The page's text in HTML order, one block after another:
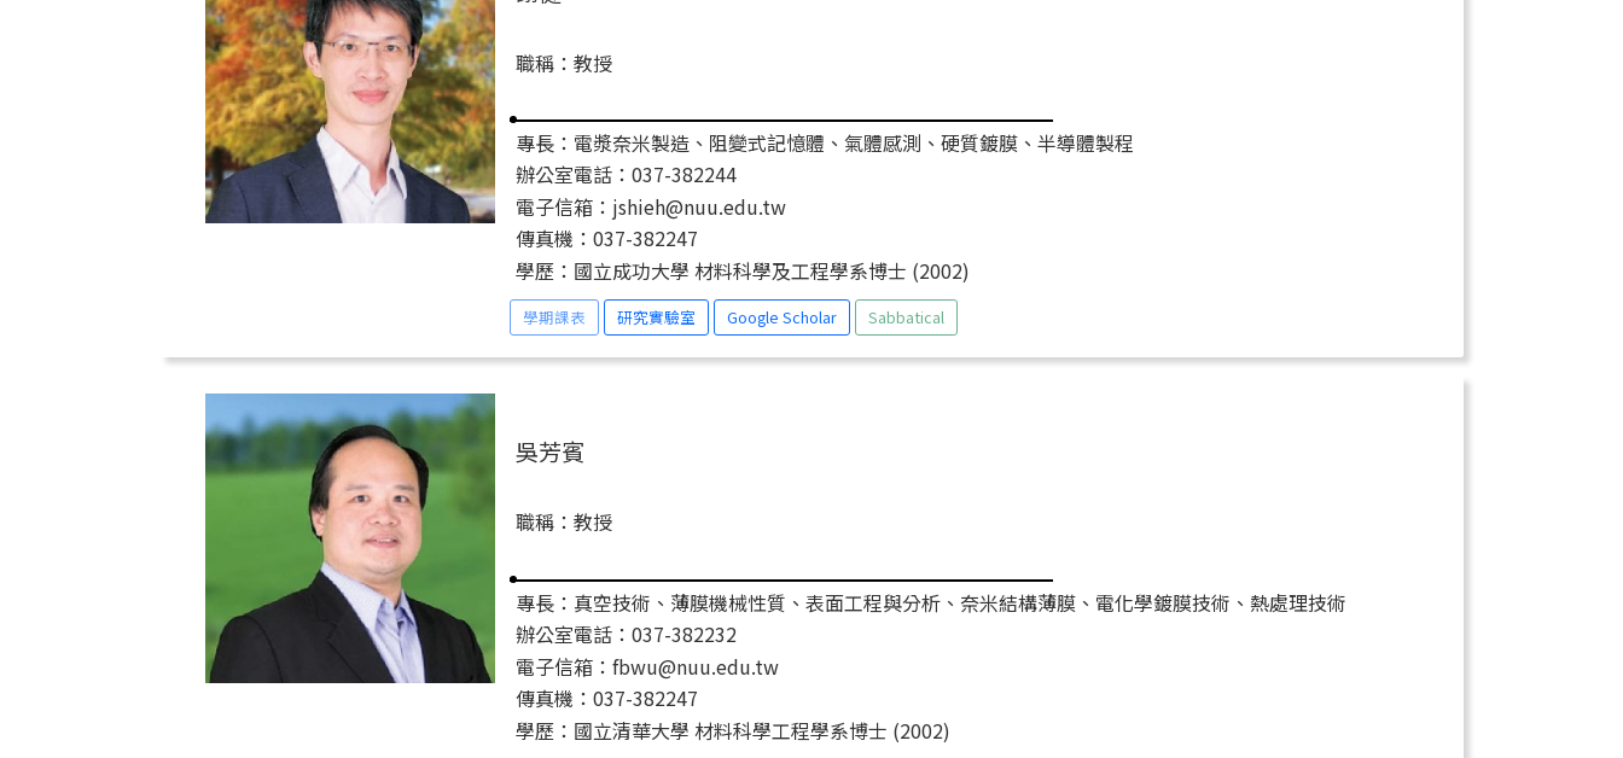
職稱：教授
專長：電漿奈米製造、阻變式記憶體、氣體感測、硬質鍍膜、半導體製程
辦公室電話：037-382244
電子信箱：jshieh@nuu.edu.tw
傳真機：037-382247
學歷：國立成功大學 材料科學及工程學系博士 (2002)
學期課表 研究實驗室 Google Scholar Sabbatical
吳芳賓
職稱：教授
專長：真空技術、薄膜機械性質、表面工程與分析、奈米結構薄膜、電化學鍍膜技術、熱處理技術
辦公室電話：037-382232
電子信箱：fbwu@nuu.edu.tw
傳真機：037-382247
學歷：國立清華大學 材料科學工程學系博士 (2002)